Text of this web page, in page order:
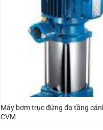
Máy bơm trục đứng đa tầng
CVM